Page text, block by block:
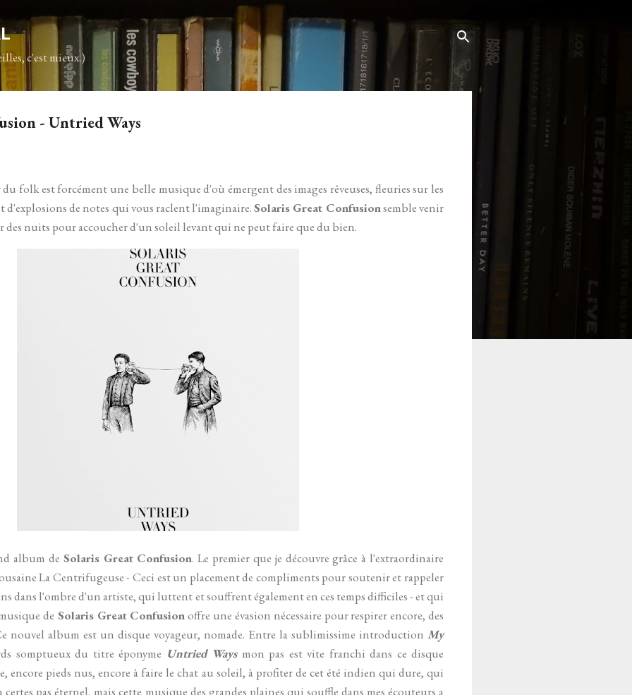
Accéder au contenu principal
c'est mieux.)
- Untried Ways
folk est forcément une belle musique d'où émergent des images rêveuses, fleuries sur les
d'explosions de notes qui vous raclent l'imaginaire.Solaris Great Confusionsemble venir
nuits pour accoucher d'un soleil levant qui ne peut faire que du bien.
album de Solaris Great Confusion. Le premier que je découvre grâce à l'extraordinaire
La Centrifugeuse - Ceci est un placement de compliments pour soutenir et rappeler
dans l'ombre d'un artiste, qui luttent et souffrent également en ces temps difficiles - et qui
de Solaris Great Confusionoffre une évasion nécessaire pour respirer encore, des
nouvel album est un disque voyageur, nomade. Entre la sublimissime introduction My
somptueux du titre éponyme Untried Waysmon pas est vite franchi dans ce disque
encore pieds nus, encore à faire le chat au soleil, à profiter de cet été indien qui dure, qui
pas éternel, mais cette musique des grandes plaines qui souffle dans mes écouteurs a